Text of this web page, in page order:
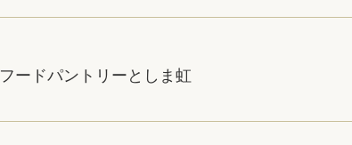
フードパントリーとしま虹